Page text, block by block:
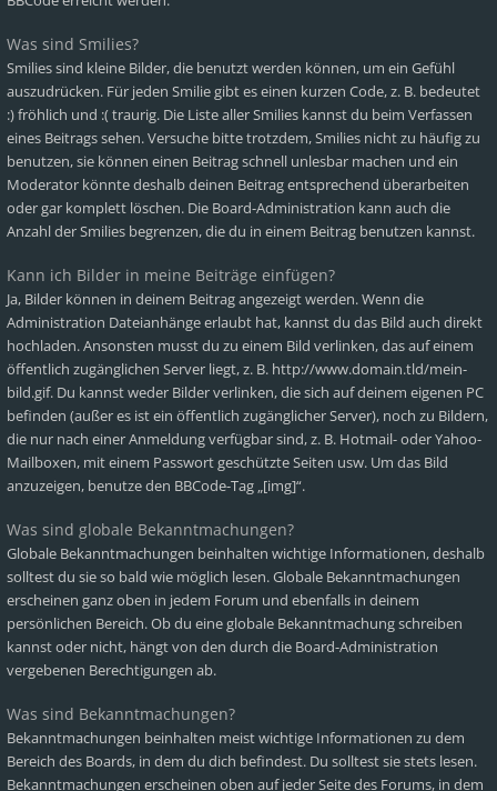
Was sind Smilies?
Smilies sind kleine Bilder, die benutzt werden können, um ein Gefühl
auszudrücken. Für jeden Smilie gibt es einen kurzen Code, z. B. bedeutet
:) fröhlich und :( traurig. Die Liste aller Smilies kannst du beim Verfassen
eines Beitrags sehen. Versuche bitte trotzdem, Smilies nicht zu häufig zu
benutzen, sie können einen Beitrag schnell unlesbar machen und ein
Moderator könnte deshalb deinen Beitrag entsprechend überarbeiten
oder gar komplett löschen. Die Board-Administration kann auch die
Anzahl der Smilies begrenzen, die du in einem Beitrag benutzen kannst.
Kann ich Bilder in meine Beiträge einfügen?
Ja, Bilder können in deinem Beitrag angezeigt werden. Wenn die
Administration Dateianhänge erlaubt hat, kannst du das Bild auch direkt
hochladen. Ansonsten musst du zu einem Bild verlinken, das auf einem
öffentlich zugänglichen Server liegt, z. B. http://www.domain.tld/mein-
bild.gif. Du kannst weder Bilder verlinken, die sich auf deinem eigenen PC
befinden (außer es ist ein öffentlich zugänglicher Server), noch zu Bildern,
die nur nach einer Anmeldung verfügbar sind, z. B. Hotmail- oder Yahoo-
Mailboxen, mit einem Passwort geschützte Seiten usw. Um das Bild
anzuzeigen, benutze den BBCode-Tag „[img]“.
Was sind globale Bekanntmachungen?
Globale Bekanntmachungen beinhalten wichtige Informationen, deshalb
solltest du sie so bald wie möglich lesen. Globale Bekanntmachungen
erscheinen ganz oben in jedem Forum und ebenfalls in deinem
persönlichen Bereich. Ob du eine globale Bekanntmachung schreiben
kannst oder nicht, hängt von den durch die Board-Administration
vergebenen Berechtigungen ab.
Was sind Bekanntmachungen?
Bekanntmachungen beinhalten meist wichtige Informationen zu dem
Bereich des Boards, in dem du dich befindest. Du solltest sie stets lesen.
Bekanntmachungen erscheinen oben auf jeder Seite des Forums, in dem